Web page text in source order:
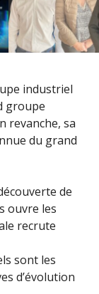
Inside ENGIE
découverte
industriel
groupe
revanche, sa
du grand
de
ouvre les
recrute
sont les
d’évolution